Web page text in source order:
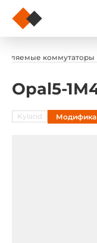
коммутаторы
Opal5-
Kyland